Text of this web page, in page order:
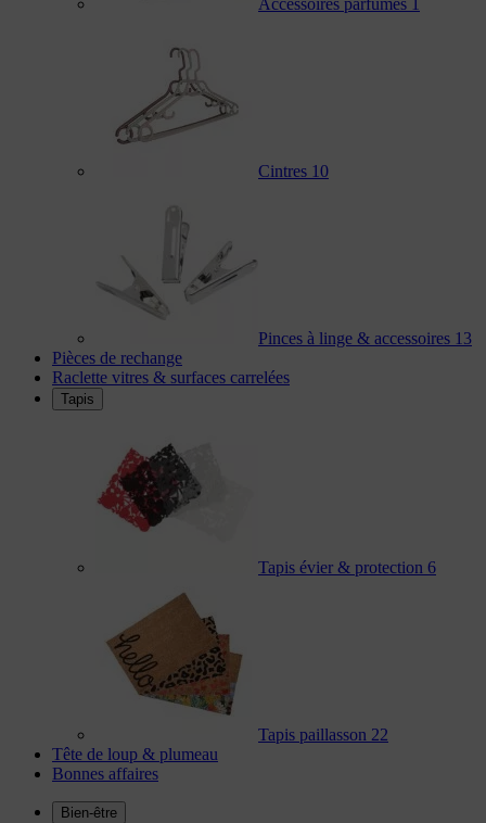
Accessoires parfumés 1
Cintres 10
Pinces à linge & accessoires 13
Pièces de rechange
Raclette vitres & surfaces carrelées
Tapis
Tapis évier & protection 6
Tapis paillasson 22
Tête de loup & plumeau
Bonnes affaires
Bien-être